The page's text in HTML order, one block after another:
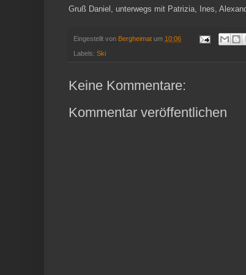
Gruß Daniel, unterwegs mit Patrizia, Ines,
Eingestellt von Bergheimat um 10:06
Labels: Ski
Keine Kommentare:
Kommentar veröffentlichen